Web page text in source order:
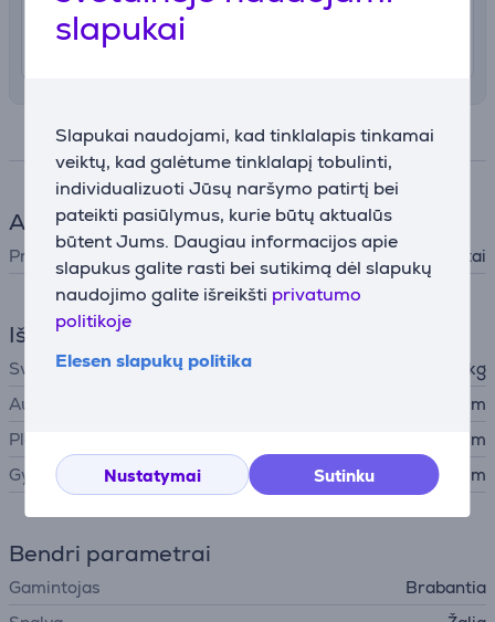
slapukai
Slapukai naudojami, kad tinklalapis tinkamai
veiktų, kad galėtume tinklalapį tobulinti,
individualizuoti Jūsų naršymo patirtį bei
pateikti pasiūlymus, kurie būtų aktualūs
būtent Jums. Daugiau informacijos apie
slapukus galite rasti bei sutikimą dėl slapukų
naudojimo galite išreikšti privatumo
politikoje
Elesen slapukų politika
Nustatymai Sutinku
Pristatymas į namus
Rugpjūčio 10 - 12
Specifikacija
Aksesuaras
Priedo tipas Priedas lyginimo lentai
Išmatavimai
Svoris
0,39 kg
Aukštis
0,1 cm
Plotis
65 cm
Gylis
120 cm
Bendri parametrai
Gamintojas
Brabantia